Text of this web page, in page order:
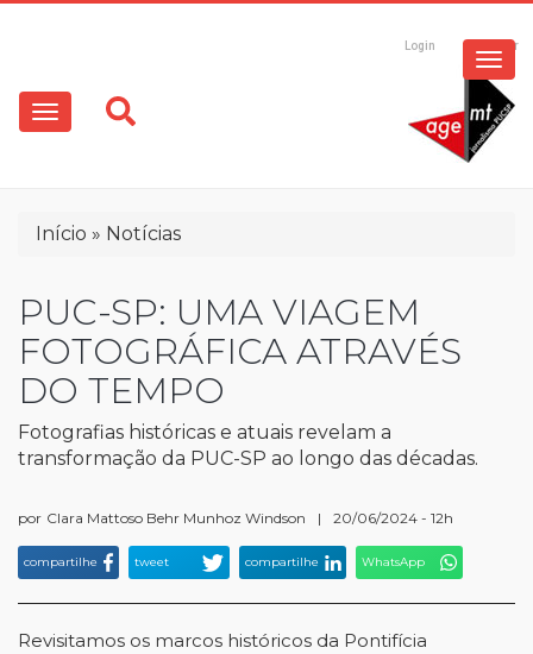
conteúdo
principal
Login Registrar
Main
navigation
Trilha
navegação
Início Notícias
PUC-SP: UMA VIAGEM
FOTOGRÁFICA ATRAVÉS
DO TEMPO
Fotografias históricas e atuais revelam a
transformação da PUC-SP ao longo das décadas.
por Clara Mattoso Behr Munhoz Windson | 20/06/2024 - 12h
compartilhe tweet compartilhe WhatsApp
Revisitamos os marcos históricos da Pontifícia